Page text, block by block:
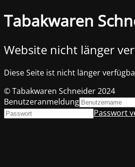
Tabakwaren
Website nicht länger
Diese Seite ist nicht länger
© Tabakwaren Schneider 2024
Benutzeranmeldung
Passwort